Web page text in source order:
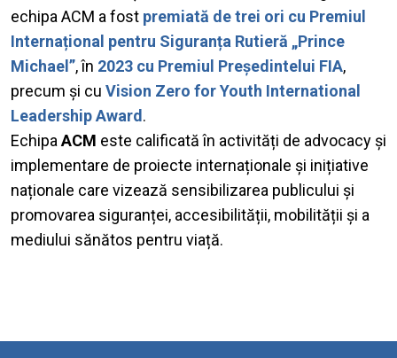
echipa ACM a fost premiată de trei ori cu Premiul
Internațional pentru Siguranța Rutieră „Prince
Michael”, în 2023 cu Premiul Președintelui FIA,
precum și cu Vision Zero for Youth International
Leadership Award.
EchipaACM este calificată în activități de advocacy și
implementare de proiecte internaționale și inițiative
naționale care vizează sensibilizarea publicului și
promovarea siguranței, accesibilității, mobilității și a
mediului sănătos pentru viață.